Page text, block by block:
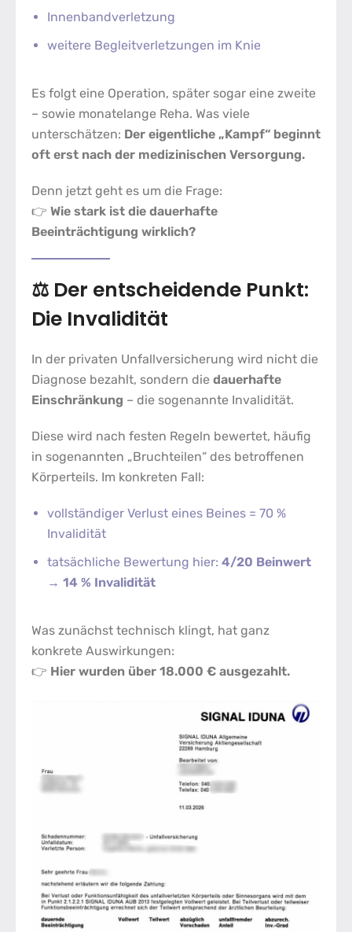
Innenbandverletzung
weitere Begleitverletzungen im Knie
Es folgt eine Operation, später sogar eine zweite
– sowie monatelange Reha. Was viele
unterschätzen: Der eigentliche „Kampf“ beginnt
oft erst nach der medizinischen Versorgung.
Denn jetzt geht es um die Frage:
👉 Wie stark ist die dauerhafte
Beeinträchtigung wirklich?
⚖️ Der entscheidende Punkt:
Die Invalidität
In der privaten Unfallversicherung wird nicht die
Diagnose bezahlt, sondern die dauerhafte
Einschränkung – die sogenannte Invalidität.
Diese wird nach festen Regeln bewertet, häufig
in sogenannten „Bruchteilen“ des betroffenen
Körperteils. Im konkreten Fall:
vollständiger Verlust eines Beines = 70 %
Invalidität
tatsächliche Bewertung hier: 4/20 Beinwert
→ 14 % Invalidität
Was zunächst technisch klingt, hat ganz
konkrete Auswirkungen:
👉 Hier wurden über 18.000 € ausgezahlt.